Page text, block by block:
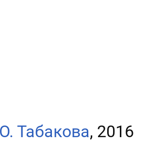
Табакова, 2016